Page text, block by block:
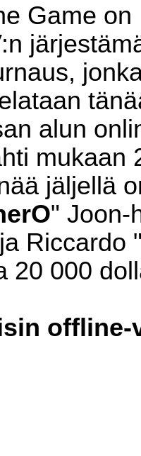
Game on
alun
mukaan
jäljellä
" Joon-
Riccardo
20 000
offline-